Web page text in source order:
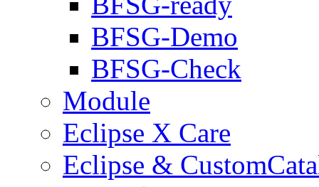
BFSG-Demo
BFSG-Check
Module
Eclipse X Care
Eclipse &